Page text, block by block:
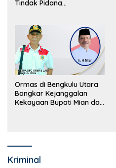
Tindak Pidana
Ormas di Bengkulu Utara
Bongkar Kejanggalan
Kekayaan Bupati Mian dan
Kriminal